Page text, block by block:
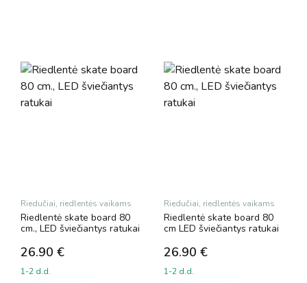
Riedučiai, riedlentės vaikams
Riedlentė skate board 80
cm., LED šviečiantys ratukai
26.90 €
1-2 d.d.
Riedučiai, riedlentės vaikams
Riedlentė skate board 80
cm LED šviečiantys ratukai
26.90 €
1-2 d.d.